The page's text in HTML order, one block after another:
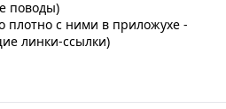
поводы)
плотно с ними в приложухе -
линки-ссылки)